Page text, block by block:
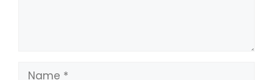
Name